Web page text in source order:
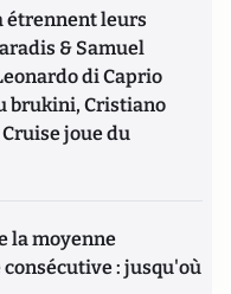
étrennent leurs
& Samuel
di Caprio
brukini, Cristiano
joue du
la moyenne
: jusqu'où